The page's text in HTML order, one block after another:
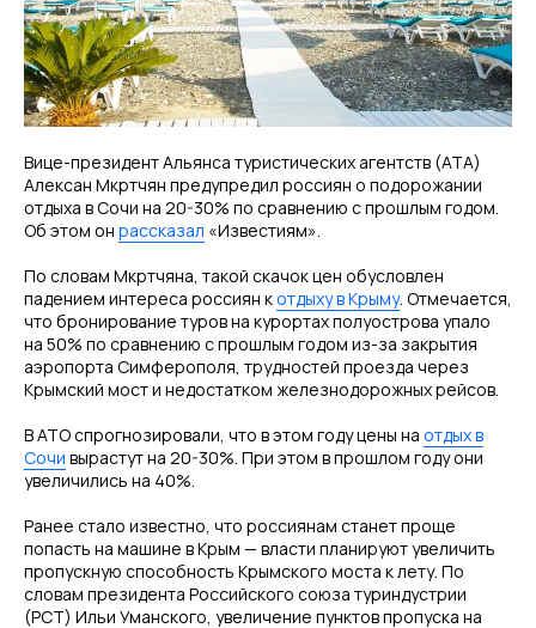
Вице-президент Альянса туристических агентств (АТА)
Алексан Мкртчян предупредил россиян о подорожании
отдыха в Сочи на 20-30% по сравнению с прошлым годом.
Об этом он рассказал «Известиям».
По словам Мкртчяна, такой скачок цен обусловлен
падением интереса россиян котдыху в Крыму. Отмечается,
что бронирование туров на курортах полуострова упало
на 50% по сравнению с прошлым годом из-за закрытия
аэропорта Симферополя, трудностей проезда через
Крымский мост и недостатком железнодорожных рейсов.
В АТО спрогнозировали, что в этом году цены на отдых в
Сочи вырастут на 20-30%. При этом в прошлом году они
увеличились на 40%.
Ранее стало известно, что россиянам станет проще
попасть на машине в Крым — власти планируют увеличить
пропускную способность Крымского моста к лету. По
словам президента Российского союза туриндустрии
(РСТ) Ильи Уманского, увеличение пунктов пропуска на